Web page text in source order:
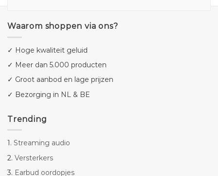
Waarom shoppen via ons?
✓ Hoge kwaliteit geluid
✓ Meer dan 5.000 producten
✓ Groot aanbod en lage prijzen
✓ Bezorging in NL & BE
Trending
1. Streaming audio
2. Versterkers
3. Earbud oordopjes